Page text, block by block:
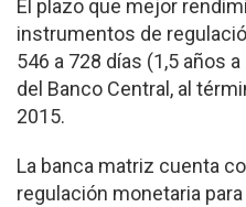
El plazo que mejor
instrumentos de
546 a 728 días (1,5 años
del Banco Central, al
2015.
La banca matriz cuenta
regulación monetaria